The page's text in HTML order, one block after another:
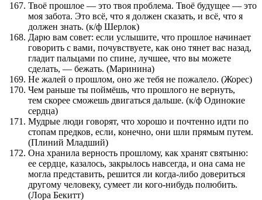
Твоё прошлое — это твоя проблема. Твоё будущее — это
моя забота. Это всё, что я должен сказать, и всё, что я
должен знать. (к/ф Шерлок)
Дарю вам совет: если услышите, что прошлое начинает
говорить с вами, почувствуете, как оно тянет вас назад,
гладит пальцами по спине, лучшее, что вы можете
сделать, — бежать. (Маринина)
Не жалей о прошлом, оно же тебя не пожалело. (Жорес)
Чем раньше ты поймёшь, что прошлого не вернуть,
тем скорее сможешь двигаться дальше. (к/ф Одинокие
сердца)
Мудрые люди говорят, что хорошо и почтенно идти по
стопам предков, если, конечно, они шли прямым путем.
(Плиний Младший)
Она хранила верность прошлому, как хранят святыню:
ее сердце, казалось, закрылось навсегда, и она сама не
могла представить, решится ли когда-либо довериться
другому человеку, сумеет ли кого-нибудь полюбить.
(Лора Бекитт)